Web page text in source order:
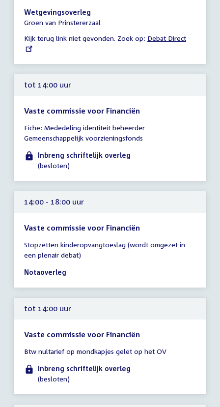
-
18:00
Wetgevingsoverleg
Groen van Prinstererzaal
Kijk terug link niet gevonden. Zoek op: External
Debat Direct
tot 14:00 uur
Vaste commissie voor Financiën
vergadering
tot
14:00
uur
Fiche: Mededeling identiteit beheerder
Gemeenschappelijk voorzieningsfonds
Inbreng schriftelijk overleg
(besloten)
14:00 - 18:00 uur
Vaste commissie voor Financiën
vergadering
14:00
-
uur
Stopzetten kinderopvangtoeslag (wordt omgezet in
een plenair debat)
Notaoverleg
tot 14:00 uur
Vaste commissie voor Financiën
vergadering
tot
14:00
Btw nultarief op mondkapjes gelet op het OV
Inbreng schriftelijk overleg
(besloten)